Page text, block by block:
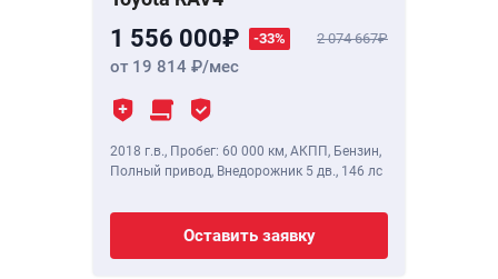
1 556 000 -33% 2 074 667
от 19 814 /мес
2018 г.в., Пробег: 60 000 км, АКПП, Бензин,
Полный привод, Внедорожник 5 дв., 146 лс
Оставить заявку